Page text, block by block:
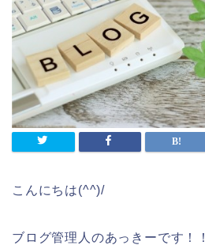
こんにちは(^^)/
ブログ管理人のあっきーです！！